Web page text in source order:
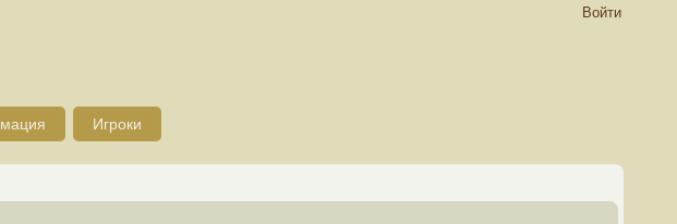
Войти
Игроки